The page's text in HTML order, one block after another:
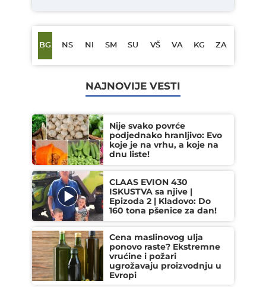
BG NS NI SM SU VŠ VA KG ZA
NAJNOVIJE VESTI
Nije svako povrće
podjednako hranljivo: Evo
koje je na vrhu, a koje na
dnu liste!
CLAAS EVION 430
ISKUSTVA sa njive |
Epizoda 2 | Kladovo: Do
160 tona pšenice za dan!
Cena maslinovog ulja
ponovo raste? Ekstremne
vrućine i požari
ugrožavaju proizvodnju u
Evropi